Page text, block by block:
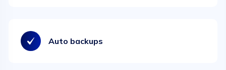
Auto backups